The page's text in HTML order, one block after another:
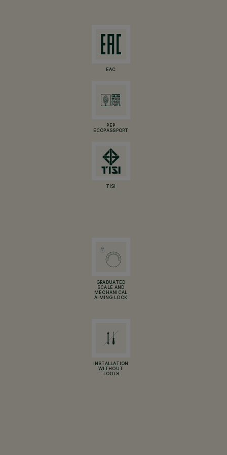
EAC
PEP
ECOPASSPORT
TISI
GRADUATED
SCALE AND
MECHANICAL
AIMING LOCK
INSTALLATION
WITHOUT
TOOLS